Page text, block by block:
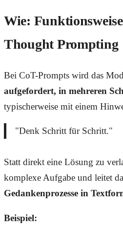
Wie:
Thought Prompting
Bei CoT-Prompts wird das
aufgefordert, in mehreren
typischerweise mit einem
"Denk Schritt für Schritt."
Statt direkt eine Lösung zu
komplexe Aufgabe und leitet
Gedankenprozesse in
Beispiel: